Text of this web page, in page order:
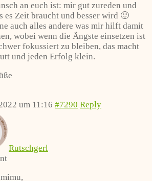
an euch ist: mir gut zureden und
es Zeit braucht und besser wird 🙂
auch alles andere was mir hilft damit
wobei wenn die Ängste einsetzen ist
fokussiert zu bleiben, das macht
und jeden Erfolg klein.
um 11:16 #7290 Reply
Rutschgerl